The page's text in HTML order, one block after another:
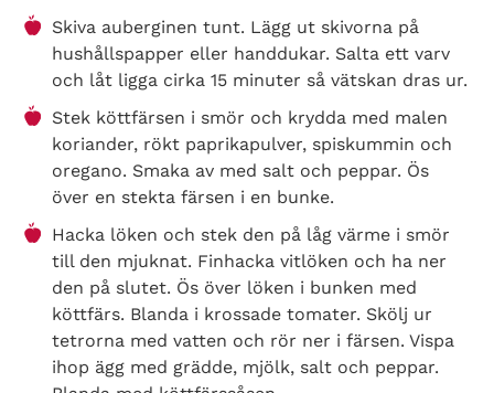
Skiva auberginen tunt. Lägg ut skivorna på
hushållspapper eller handdukar. Salta ett varv
och låt ligga cirka 15 minuter så vätskan dras ur.
Stek köttfärsen i smör och krydda med malen
koriander, rökt paprikapulver, spiskummin och
oregano. Smaka av med salt och peppar. Ös
över en stekta färsen i en bunke.
Hacka löken och stek den på låg värme i smör
till den mjuknat. Finhacka vitlöken och ha ner
den på slutet. Ös över löken i bunken med
köttfärs. Blanda i krossade tomater. Skölj ur
tetrorna med vatten och rör ner i färsen. Vispa
ihop ägg med grädde, mjölk, salt och peppar.